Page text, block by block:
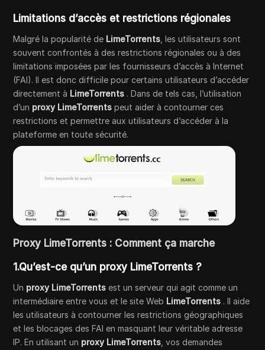
Limitations d’accès et restrictions régionales
Malgré la popularité de LimeTorrents , les utilisateurs sont
souvent confrontés à des restrictions régionales ou à des
limitations imposées par les fournisseurs d’accès à Internet
(FAI). Il est donc difficile pour certains utilisateurs d’accéder
directement à LimeTorrents . Dans de tels cas, l’utilisation
d’un proxy LimeTorrents peut aider à contourner ces
restrictions et permettre aux utilisateurs d’accéder à la
plateforme en toute sécurité.
Proxy LimeTorrents : Comment ça marche
1.Qu’est-ce qu’un proxy LimeTorrents ?
Un proxy LimeTorrents est un serveur qui agit comme un
intermédiaire entre vous et le site Web LimeTorrents . Il aide
les utilisateurs à contourner les restrictions géographiques
et les blocages des FAI en masquant leur véritable adresse
IP. En utilisant un proxy LimeTorrents , vos demandes